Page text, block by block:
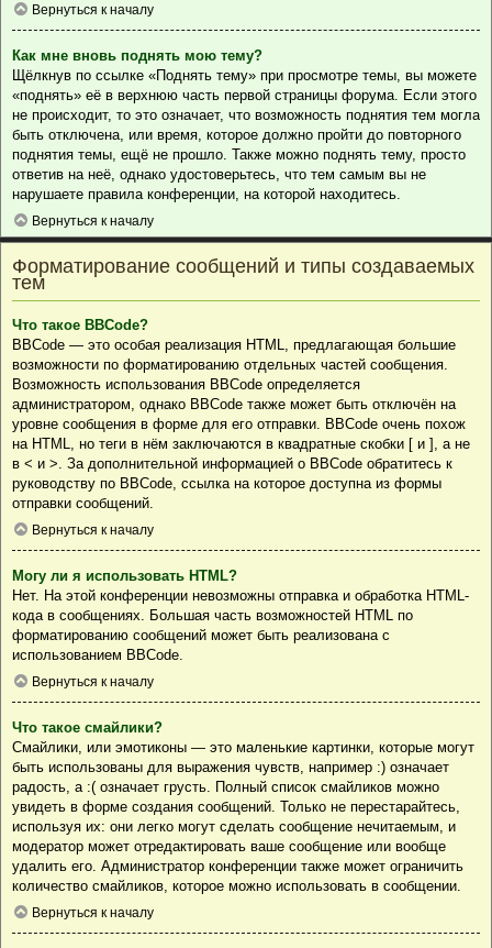
Вернуться к началу
Как мне вновь поднять мою тему?
Щёлкнув по ссылке «Поднять тему» при просмотре темы, вы можете
«поднять» её в верхнюю часть первой страницы форума. Если этого
не происходит, то это означает, что возможность поднятия тем могла
быть отключена, или время, которое должно пройти до повторного
поднятия темы, ещё не прошло. Также можно поднять тему, просто
ответив на неё, однако удостоверьтесь, что тем самым вы не
нарушаете правила конференции, на которой находитесь.
Вернуться к началу
Форматирование сообщений и типы создаваемых
тем
Что такое BBCode?
BBCode — это особая реализация HTML, предлагающая большие
возможности по форматированию отдельных частей сообщения.
Возможность использования BBCode определяется
администратором, однако BBCode также может быть отключён на
уровне сообщения в форме для его отправки. BBCode очень похож
на HTML, но теги в нём заключаются в квадратные скобки [ и ], а не
в < и >. За дополнительной информацией о BBCode обратитесь к
руководству по BBCode, ссылка на которое доступна из формы
отправки сообщений.
Вернуться к началу
Могу ли я использовать HTML?
Нет. На этой конференции невозможны отправка и обработка HTML-
кода в сообщениях. Большая часть возможностей HTML по
форматированию сообщений может быть реализована с
использованием BBCode.
Вернуться к началу
Что такое смайлики?
Смайлики, или эмотиконы — это маленькие картинки, которые могут
быть использованы для выражения чувств, например :) означает
радость, а :( означает грусть. Полный список смайликов можно
увидеть в форме создания сообщений. Только не перестарайтесь,
используя их: они легко могут сделать сообщение нечитаемым, и
модератор может отредактировать ваше сообщение или вообще
удалить его. Администратор конференции также может ограничить
количество смайликов, которое можно использовать в сообщении.
Вернуться к началу